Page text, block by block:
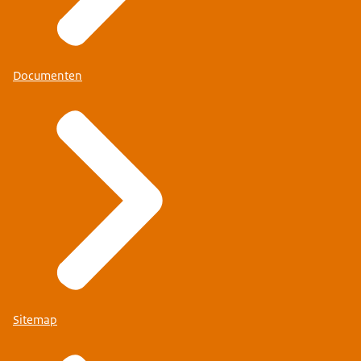
Documenten
Sitemap